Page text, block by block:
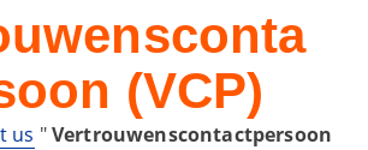
(VCP)
us "Vertrouwenscontactpersoon